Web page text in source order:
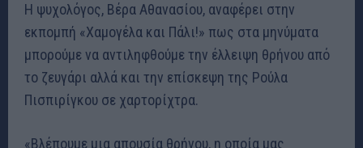
Η ψυχολόγος, Βέρα Αθανασίου, αναφέρει στην
εκπομπή «Χαμογέλα και Πάλι!» πως στα μηνύματα
μπορούμε να αντιληφθούμε την έλλειψη θρήνου από
το ζευγάρι αλλά και την επίσκεψη της Ρούλα
Πισπιρίγκου σε χαρτορίχτρα.
«Βλέπουμε μια απουσία θρήνου, η οποία μας